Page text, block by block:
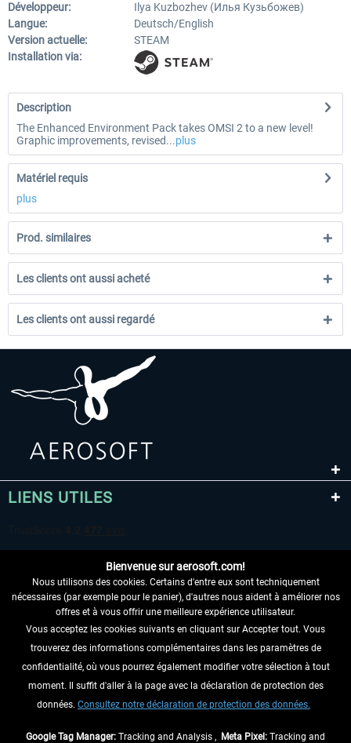
Développeur:
Ilya Kuzbozhev (Илья Кузьбожев)
Langue:
Deutsch/English
Version actuelle:
STEAM
Installation via:
Description
The Enhanced Environment Pack takes OMSI 2 to a new level!
Graphic improvements, revised...plus
Matériel requis
plus
Prod. similaires
Les clients ont aussi acheté
Les clients ont aussi regardé
LIENS UTILES
RENONCER AU CONTRAT ICI
INFORMATIONS
NE MANQUEZ PAS LES DERNIÈRES
Bienvenue sur aerosoft.com!
Nous utilisons des cookies. Certains d'entre eux sont techniquement
nécessaires (par exemple pour le panier), d'autres nous aident à améliorer nos
offres et à vous offrir une meilleure expérience utilisateur.
Vous acceptez les cookies suivants en cliquant sur Accepter tout. Vous
trouverez des informations complémentaires dans les paramètres de
confidentialité, où vous pourrez également modifier votre sélection à tout
moment. Il suffit d'aller à la page avec la déclaration de protection des
données. Consultez notre déclaration de protection des données.
Google Tag Manager: Tracking and Analysis , Meta Pixel: Tracking and